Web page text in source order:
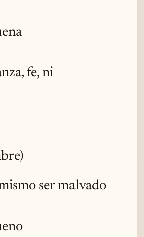
fe, ni
ser malvado